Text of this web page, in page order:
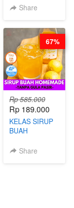
NADIA
Share
Rp 585.000
Rp 189.000
KELAS SIRUP
BUAH
TANPA GULA
Share
67%